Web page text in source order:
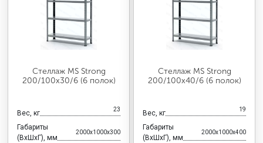
Стеллаж MS Strong
200/100х30/6 (6 полок)
Вес, кг 23
Габариты
(ВхШхГ), мм
2000x1000x300
Стеллаж MS Strong
200/100х40/6 (6 полок)
Вес, кг 19
Габариты
(ВхШхГ), мм
2000x1000x400